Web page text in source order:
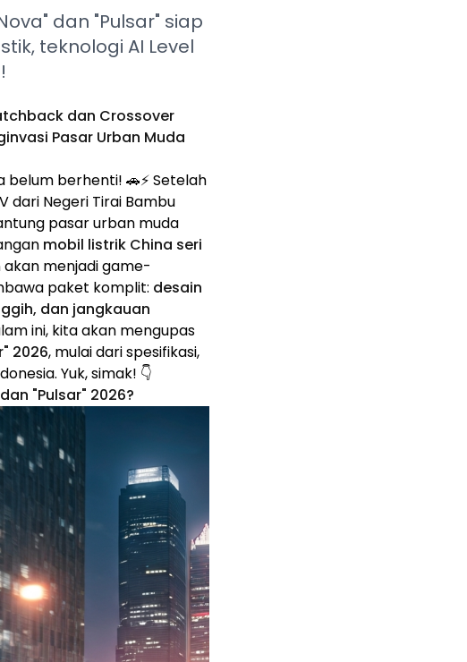
dan "Pulsar" siap
teknologi AI Level
dan Crossover
Pasar Urban Muda
berhenti! 🚗⚡ Setelah
dari Negeri Tirai Bambu
pasar urban muda
mobil listrik China seri
akan menjadi game-
paket komplit: desain
dan jangkauan
ini, kita akan mengupas
2026, mulai dari spesifikasi,
Yuk, simak! 👇
"Pulsar" 2026?